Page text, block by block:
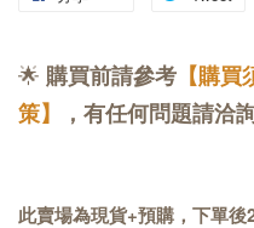
🌟 購買前請參考 【購買
策】
，有任何問題請洽
此賣場為現貨+預購，下單後